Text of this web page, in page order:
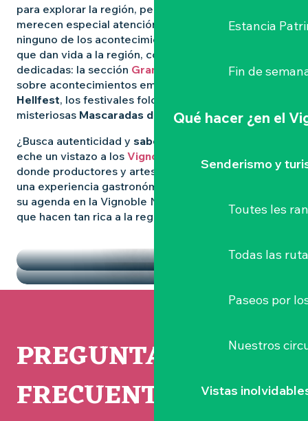
Estancia
Fin de
Qué hacer ¿en el
Senderismo y
Toutes les
Todas las
Paseos por
Nuestros
Vistas
para explorar la región, pero algunas experiencias
merecen especial atención. Para no perderse
ninguno de los acontecimientos más destacados
que dan vida a la región, consulte nuestras páginas
dedicadas: la sección Grandes Eventos
le informa
sobre acontecimientos emblemáticos como
Hellfest, los festivales folclóricos salvajes y las
misteriosas Mascaradas de Clisson
¿Busca autenticidad y sabores locales
eche un vistazo a los Vignoble Nantais Mercados
donde productores y artesanos se reúnen para vivir
una experiencia gastronómica de convivencia. Llene
su agenda en la Vignoble Nantais con las pepitas
que hacen tan rica a la región.
LOS MERCADOS
PREGUNTAS
FRECUENTES